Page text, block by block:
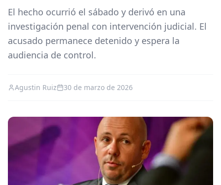
El hecho ocurrió el sábado y derivó en una
investigación penal con intervención judicial. El
acusado permanece detenido y espera la
audiencia de control.
Agustin Ruiz 30 de marzo de 2026